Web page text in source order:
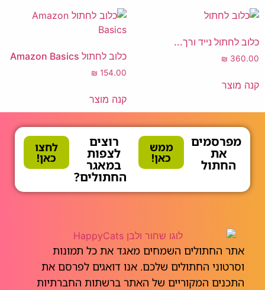
כלוב לחתול נייד ורך...
₪ 360.00
קנה מוצר
כלוב לחתול Amazon Basics
₪ 154.00
קנה מוצר
מפרסמים
את
החתול
ממש
כאן!
רוצים
לצפות
במאגר
החתולים?
לחצו
כאן!
אתר החתולים השמחים מאגד את כל תמונות
וסרטוני החתולים שלכם. אנו דואגים לפרסם את
התכנים המקוריים של האתר ברשתות החברתיות